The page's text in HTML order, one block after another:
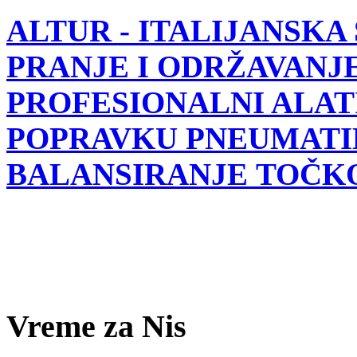
ALTUR- ITALIJANSKA
PRANJE I
PROFESIONALNI
POPRAVKU
BALANSIRANJE
Vreme za Nis